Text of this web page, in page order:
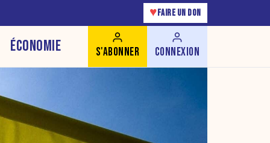
♥ FAIRE UN DON
ÉCONOMIE S'ABONNER CONNEXION